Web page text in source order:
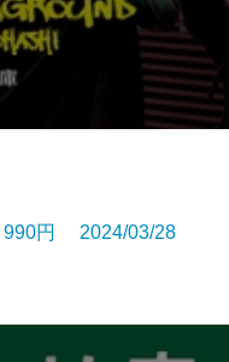
円 2024/03/28